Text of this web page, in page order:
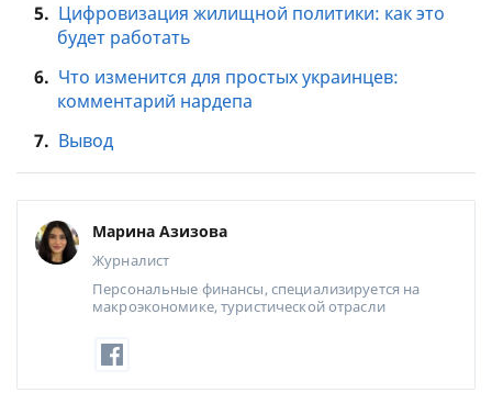
5. Цифровизация жилищной политики: как это
будет работать
6. Что изменится для простых украинцев:
комментарий нардепа
7. Вывод
Марина Азизова
Журналист
Персональные финансы, специализируется на
макроэкономике, туристической отрасли